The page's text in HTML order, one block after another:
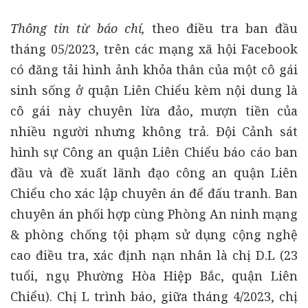
Thông tin từ báo chí, theo điều tra ban đầu
tháng 05/2023, trên các mạng xã hội Facebook
có đăng tải hình ảnh khỏa thân của một cô gái
sinh sống ở quận Liên Chiểu kèm nội dung là
cô gái này chuyên lừa đảo, mượn tiền của
nhiều người nhưng không trả. Đội Cảnh sát
hình sự Công an quận Liên Chiểu báo cáo ban
đầu và đề xuất lãnh đạo công an quận Liên
Chiểu cho xác lập chuyên án để đấu tranh. Ban
chuyên án phối hợp cùng Phòng An ninh mạng
& phòng chống tội phạm sử dụng cộng nghệ
cao điều tra, xác định nạn nhân là chị D.L (23
tuổi, ngụ Phường Hòa Hiệp Bắc, quận Liên
Chiểu). Chị L trình báo, giữa tháng 4/2023, chị